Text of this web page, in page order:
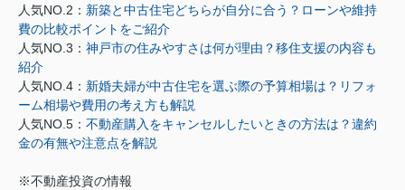
人気NO.2： 新築と中古住宅どちらが自分に合う？ローンや維持
費の比較ポイントをご紹介
人気NO.3： 神戸市の住みやすさは何が理由？移住支援の内容も
紹介
人気NO.4： 新婚夫婦が中古住宅を選ぶ際の予算相場は？リフォ
ーム相場や費用の考え方も解説
人気NO.5： 不動産購入をキャンセルしたいときの方法は？違約
金の有無や注意点を解説
※不動産投資の情報